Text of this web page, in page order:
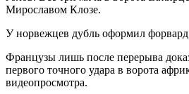
Мирославом Клозе.
У норвежцев дубль оформил
Французы лишь после перерыва
первого точного удара в ворота
видеопросмотра.